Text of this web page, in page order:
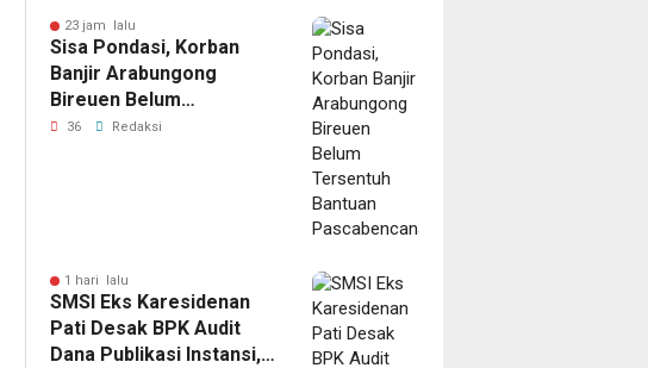
23 jam lalu
Sisa Pondasi, Korban
Banjir Arabungong
Bireuen Belum
Tersentuh Bantuan
36 Redaksi
1 hari lalu
SMSI Eks Karesidenan
Pati Desak BPK Audit
Dana Publikasi Instansi,